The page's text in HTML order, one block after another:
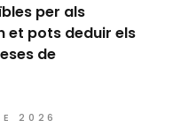
per als
et pots deduir els
de
2026